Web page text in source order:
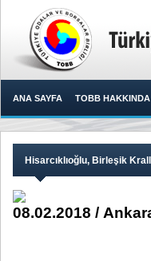
ANA SAYFA TOBB HAKKINDA
Hisarcıklıoğlu, Birleşik
08.02.2018 /